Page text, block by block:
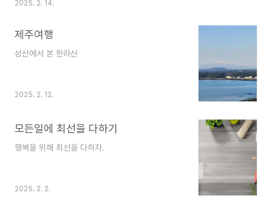
2025. 2. 14.
제주여행
성산에서 본 한라산
2025. 2. 12.
모든일에 최선을 다하기
행복을 위해 최선을 다하자.
2025. 2. 2.